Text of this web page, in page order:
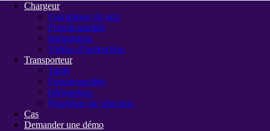
Chargeur
Calculateur de prix
Fonctionnalités
Intégrations
Vidéos d’instruction
Transporteur
Tarifs
Fonctionnalités
Intégrations
Procédure de sélection
Cas
Demander une démo